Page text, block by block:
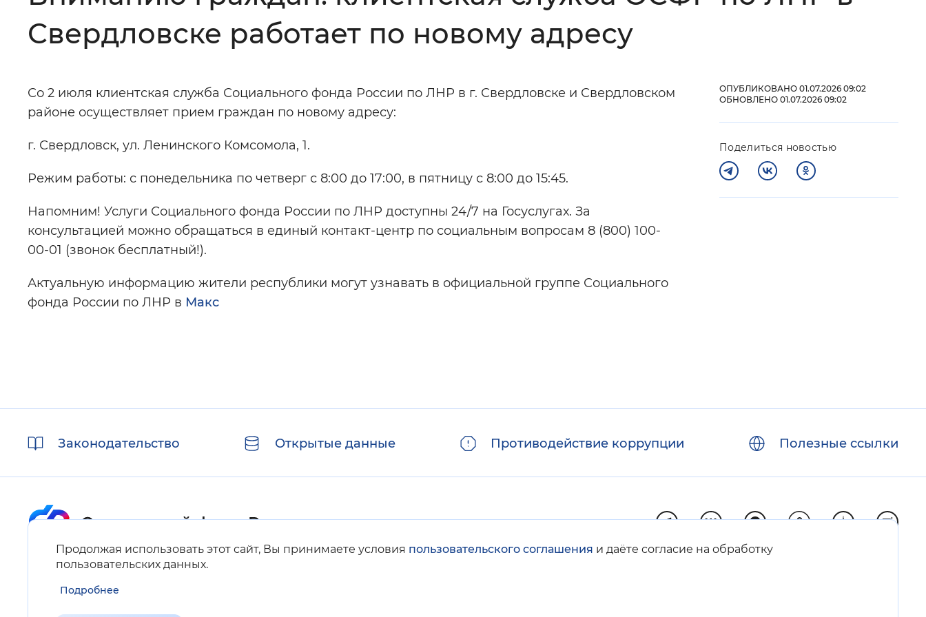
Цвет сайта: Монохромный Инверсивный монохромный Синий фон
Изображения: Включены Выключены
Звуковой ассистент: Воспроизвести
Вернуть стандартные настройки
Свердловске работает по новому адресу
Со 2 июля клиентская служба Социального фонда России по ЛНР в г. Свердловске и Свердловском
районе осуществляет прием граждан по новому адресу:
г. Свердловск, ул. Ленинского Комсомола, 1.
Режим работы: с понедельника по четверг с 8:00 до 17:00, в пятницу с 8:00 до 15:45.
Напомним! Услуги Социального фонда России по ЛНР доступны 24/7 на Госуслугах. За
консультацией можно обращаться в единый контакт-центр по социальным вопросам 8 (800) 100-
00-01 (звонок бесплатный!).
Актуальную информацию жители республики могут узнавать в официальной группе Социального
фонда России по ЛНР в Макс
ОПУБЛИКОВАНО 01.07.2026 09:02
ОБНОВЛЕНО 01.07.2026 09:02
Поделиться новостью
Продолжая использовать этот сайт, Вы принимаете условия пользовательского соглашения и даёте согласие на обработку
пользовательских данных.
Подробнее
ссылкиЗаконодательство Открытые данные Противодействие коррупции Полезные ссылки
Карта сайта
Нашли ошибку на сайте?